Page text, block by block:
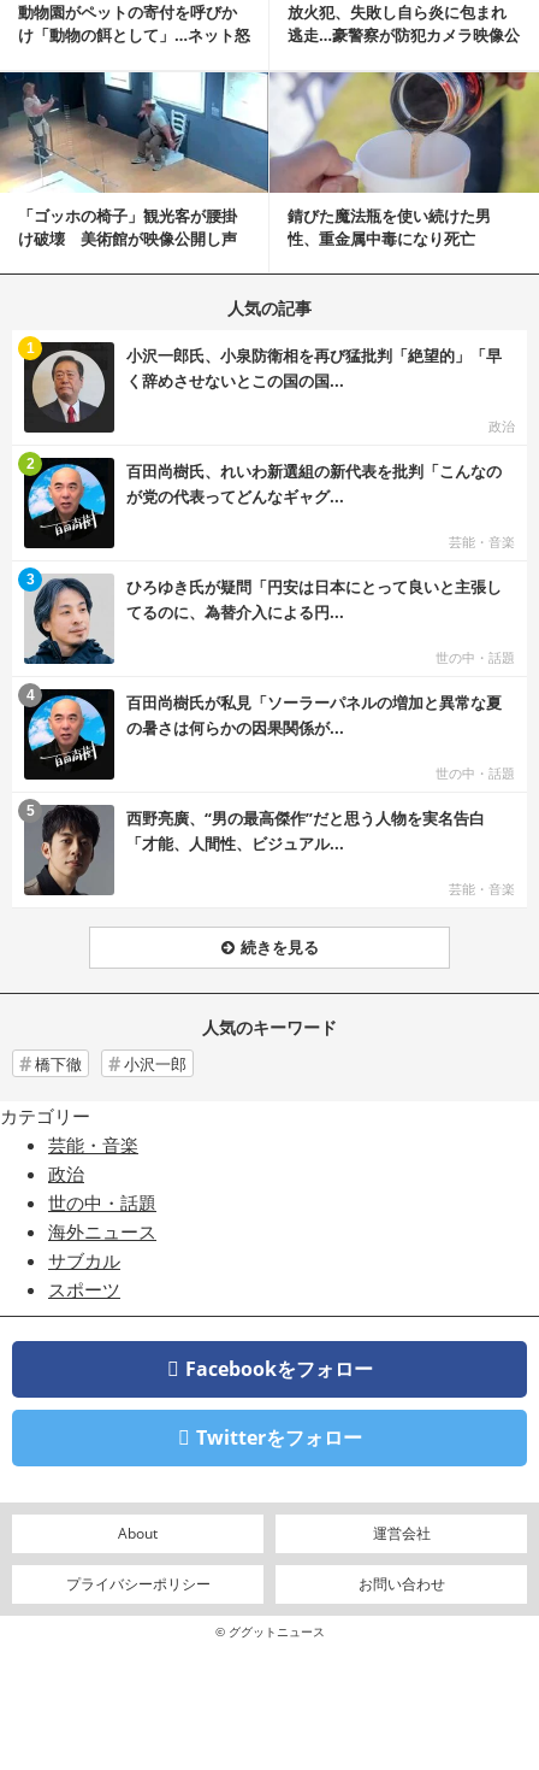
動物園がペットの寄付を呼びか
け「動物の餌として」…ネット怒
放火犯、失敗し自ら炎に包まれ
逃走…豪警察が防犯カメラ映像公
「ゴッホの椅子」観光客が腰掛
け破壊 美術館が映像公開し声
錆びた魔法瓶を使い続けた男
性、重金属中毒になり死亡
記事を読む
人気の記事
小沢一郎氏、小泉防衛相を再び猛批判「絶望的」「早
く辞めさせないとこの国の国...
政治
1
百田尚樹氏、れいわ新選組の新代表を批判「こんなの
が党の代表ってどんなギャグ...
芸能・音楽
2
ひろゆき氏が疑問「円安は日本にとって良いと主張し
てるのに、為替介入による円...
世の中・話題
3
百田尚樹氏が私見「ソーラーパネルの増加と異常な夏
の暑さは何らかの因果関係が...
世の中・話題
4
西野亮廣、“男の最高傑作”だと思う人物を実名告白
「才能、人間性、ビジュアル...
芸能・音楽
5
続きを見る
人気のキーワード
橋下徹 小沢一郎
カテゴリー
芸能・音楽
政治
世の中・話題
海外ニュース
サブカル
スポーツ
Facebookをフォロー
Twitterをフォロー
About 運営会社
プライバシーポリシー お問い合わせ
© ググットニュース